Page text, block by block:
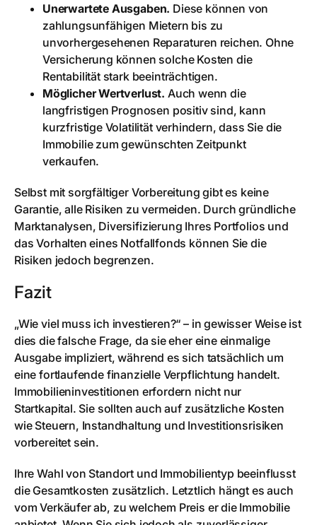
Unerwartete Ausgaben. Diese können von
zahlungsunfähigen Mietern bis zu
unvorhergesehenen Reparaturen reichen. Ohne
Versicherung können solche Kosten die
Rentabilität stark beeinträchtigen.
Möglicher Wertverlust. Auch wenn die
langfristigen Prognosen positiv sind, kann
kurzfristige Volatilität verhindern, dass Sie die
Immobilie zum gewünschten Zeitpunkt
verkaufen.
Selbst mit sorgfältiger Vorbereitung gibt es keine
Garantie, alle Risiken zu vermeiden. Durch gründliche
Marktanalysen, Diversifizierung Ihres Portfolios und
das Vorhalten eines Notfallfonds können Sie die
Risiken jedoch begrenzen.
Fazit
„Wie viel muss ich investieren?“ – in gewisser Weise ist
dies die falsche Frage, da sie eher eine einmalige
Ausgabe impliziert, während es sich tatsächlich um
eine fortlaufende finanzielle Verpflichtung handelt.
Immobilieninvestitionen erfordern nicht nur
Startkapital. Sie sollten auch auf zusätzliche Kosten
wie Steuern, Instandhaltung und Investitionsrisiken
vorbereitet sein.
Ihre Wahl von Standort und Immobilientyp beeinflusst
die Gesamtkosten zusätzlich. Letztlich hängt es auch
vom Verkäufer ab, zu welchem Preis er die Immobilie